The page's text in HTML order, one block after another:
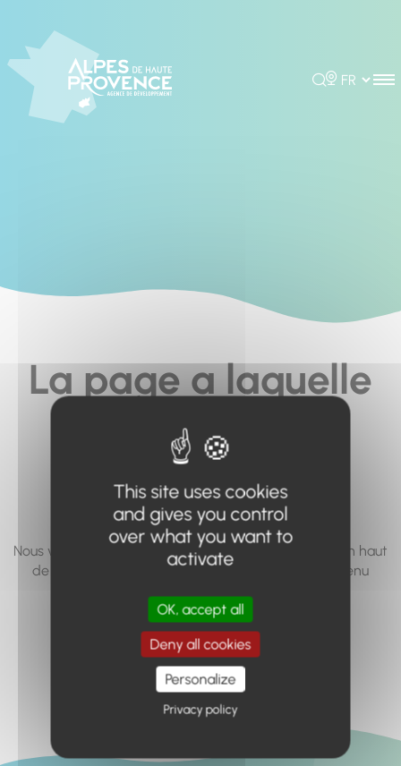
Rechercher
Choisir la
La page a laquelle
vous cherchez à
accéder n'existe
pas... ou plus.
Nous vous invitons à utiliser le moteur de recherche en haut
de page, ou à utiliser le menu pour trouver le contenu
Retour à l'accueil
This site uses cookies
and gives you control
over what you want to
activate
OK, accept all
Deny all cookies
Personalize
Privacy policy